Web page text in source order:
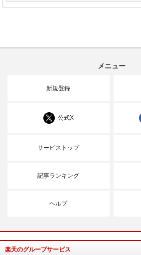
メニュー
新規登録
公式X
サービストップ
記事ランキング
ヘルプ
楽天のグループサービス